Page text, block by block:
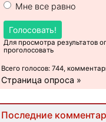
Мне все равно
Голосовать!
Для просмотра результатов
проголосовать
Всего голосов: 744,
Страница опроса »
Последние